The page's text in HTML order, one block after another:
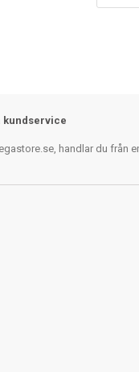
kundservice
handlar du